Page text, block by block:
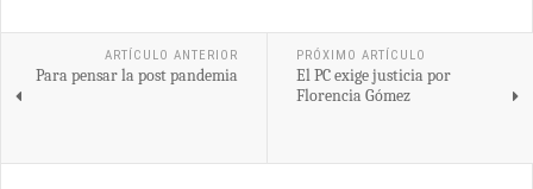
ARTÍCULO ANTERIOR
Para pensar la post pandemia
PRÓXIMO ARTÍCULO
El PC exige justicia por
Florencia Gómez